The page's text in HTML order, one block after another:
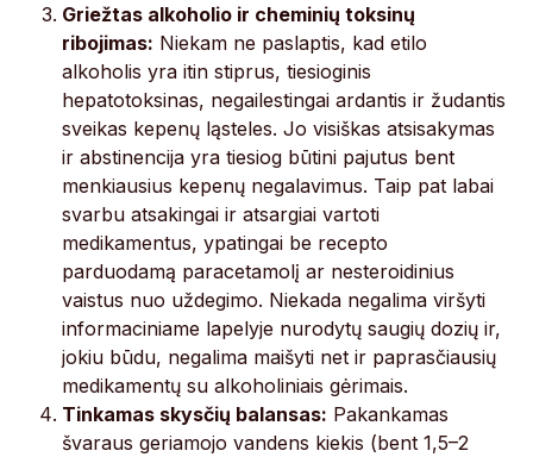
Griežtas alkoholio ir cheminių toksinų
ribojimas: Niekam ne paslaptis, kad etilo
alkoholis yra itin stiprus, tiesioginis
hepatotoksinas, negailestingai ardantis ir žudantis
sveikas kepenų ląsteles. Jo visiškas atsisakymas
ir abstinencija yra tiesiog būtini pajutus bent
menkiausius kepenų negalavimus. Taip pat labai
svarbu atsakingai ir atsargiai vartoti
medikamentus, ypatingai be recepto
parduodamą paracetamolį ar nesteroidinius
vaistus nuo uždegimo. Niekada negalima viršyti
informaciniame lapelyje nurodytų saugių dozių ir,
jokiu būdu, negalima maišyti net ir paprasčiausių
medikamentų su alkoholiniais gėrimais.
Tinkamas skysčių balansas: Pakankamas
švaraus geriamojo vandens kiekis (bent 1,5–2